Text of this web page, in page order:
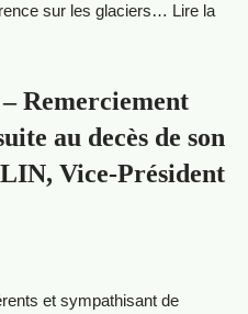
sur les glaciers… Lire la
Remerciement
au decès de son
Vice-Président
et sympathisant de